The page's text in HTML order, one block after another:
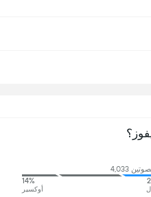
4,033
14%
أوكسير